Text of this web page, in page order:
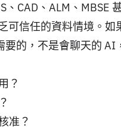
、CAD、ALM、
可信任的資料情境。
要的，不是會聊天的
？
准？